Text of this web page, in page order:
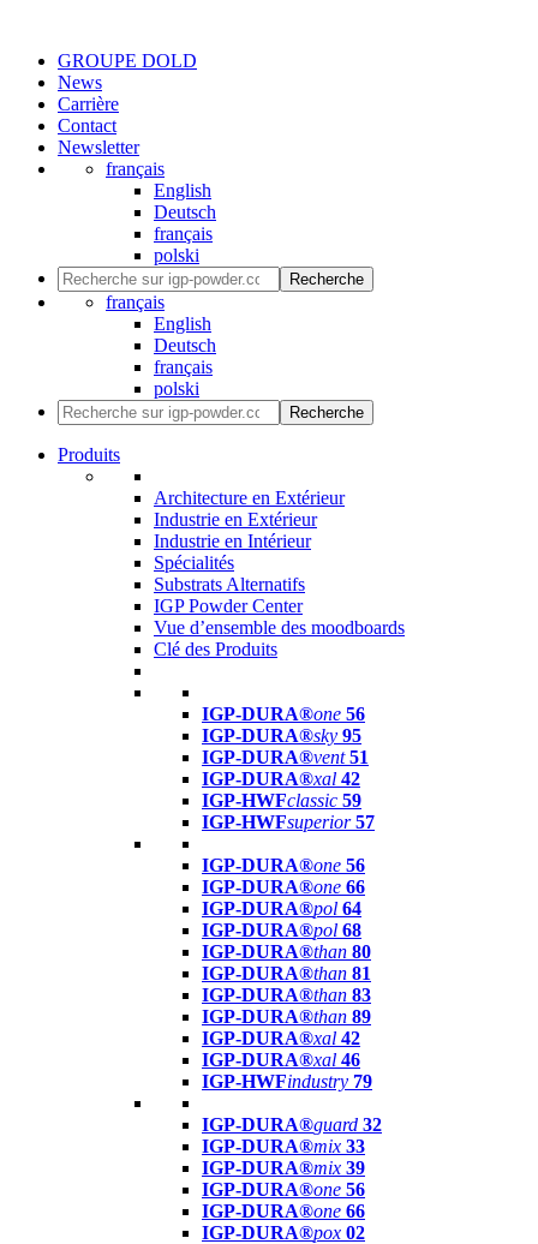
GROUPE DOLD
News
Carrière
Contact
Newsletter
français
English
Deutsch
français
polski
Recherche
français
English
Deutsch
français
polski
Recherche
Produits
Architecture en Extérieur
Industrie en Extérieur
Industrie en Intérieur
Spécialités
Substrats Alternatifs
IGP Powder Center
Vue d’ensemble des moodboards
Clé des Produits
IGP-DURA®one 56
IGP-DURA®sky 95
IGP-DURA®vent 51
IGP-DURA®xal 42
IGP-HWFclassic 59
IGP-HWFsuperior 57
IGP-DURA®one 56
IGP-DURA®one 66
IGP-DURA®pol 64
IGP-DURA®pol 68
IGP-DURA®than 80
IGP-DURA®than 81
IGP-DURA®than 83
IGP-DURA®than 89
IGP-DURA®xal 42
IGP-DURA®xal 46
IGP-HWFindustry 79
IGP-DURA®guard 32
IGP-DURA®mix 33
IGP-DURA®mix 39
IGP-DURA®one 56
IGP-DURA®one 66
IGP-DURA®pox 02